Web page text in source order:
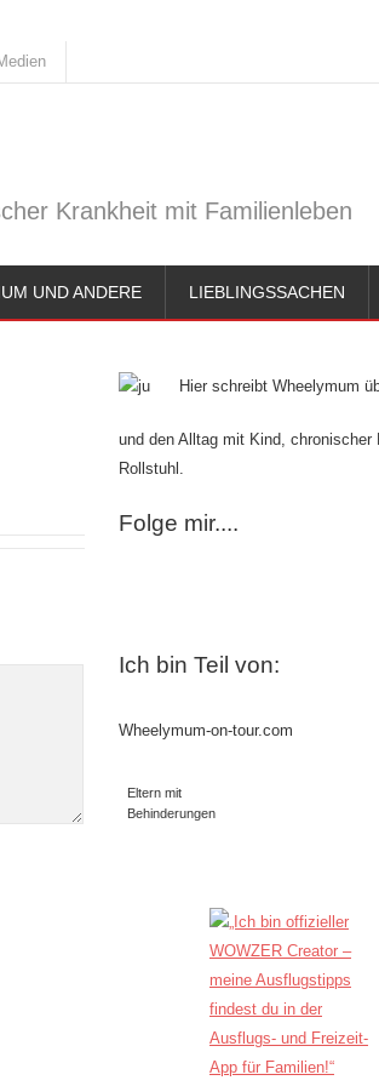
Krankheit mit Familienleben
UND ANDERE LIEBLINGSSACHEN
Hier schreibt Wheelymum
und den Alltag mit Kind, chronischer
Rollstuhl.
Folge mir....
Ich bin Teil von:
Wheelymum-on-tour.com
Eltern mit
Behinderungen